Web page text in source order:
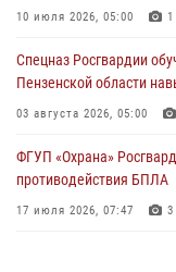
Росгвардейцы
03 августа 2026, 05:15
10 июля 2026, 05:00 1
Спецназ Росгвардии
Пензенской области
03 августа 2026, 05:00
ФГУП «Охрана»
противодействия БПЛА
17 июля 2026, 07:47 3